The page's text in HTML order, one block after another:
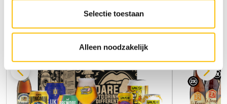
Selectie toestaan
Alleen noodzakelijk